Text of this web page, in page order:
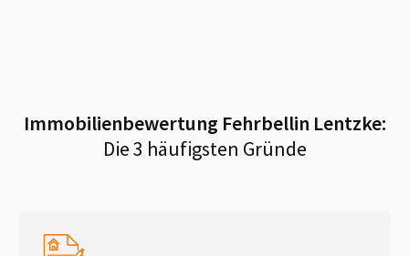
Immobilienbewertung Fehrbellin Lentzke:
Die 3 häufigsten Gründe